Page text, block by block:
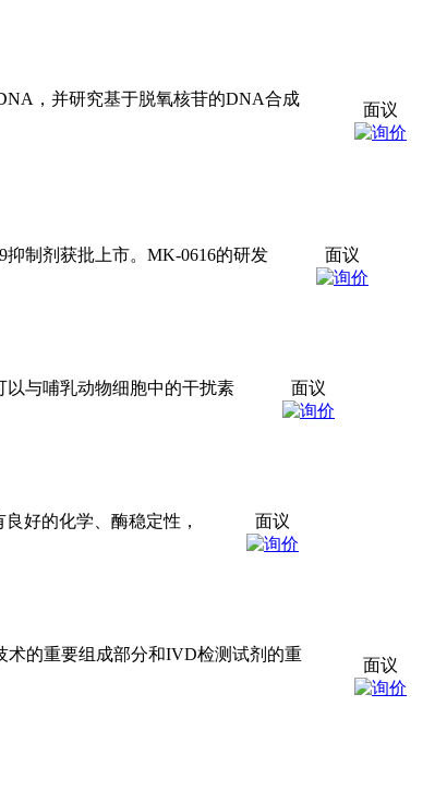
苷的DNA合成和DNA损伤过程中
面议
制剂获批上市。MK-0616的研发
与哺乳动物细胞中的干扰素
好的化学、酶稳定性，
的重要组成部分和IVD检测试剂的重